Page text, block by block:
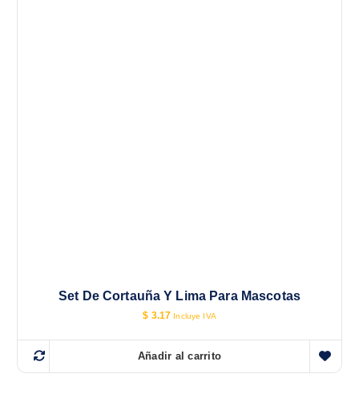
Set De Cortauña Y Lima Para Mascotas
$ 3.17 Incluye IVA
Añadir al carrito